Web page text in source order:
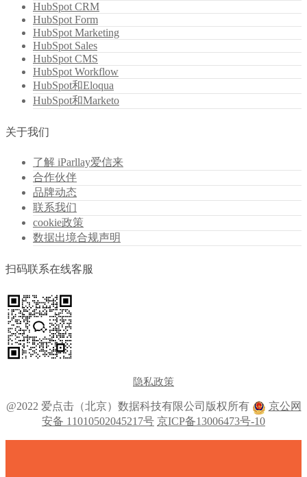
HubSpot CRM
HubSpot Form
HubSpot Marketing
HubSpot Sales
HubSpot CMS
HubSpot Workflow
HubSpot和Eloqua
HubSpot和Marketo
关于我们
了解 iParllay爱信来
合作伙伴
品牌动态
联系我们
cookie政策
数据出境合规声明
扫码联系在线客服
隐私政策
@2022 爱点击（北京）数据科技有限公司版权所有
京公网
安备 11010502045217号 京ICP备13006473号-10